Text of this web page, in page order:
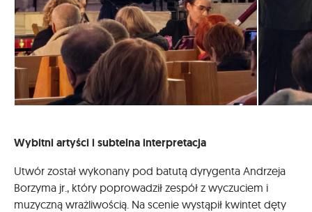
Wybitni artyści i subtelna interpretacja
Utwór został wykonany pod batutą dyrygenta Andrzeja
Borzyma jr., który poprowadził zespół z wyczuciem i
muzyczną wrażliwością. Na scenie wystąpił kwintet dęty